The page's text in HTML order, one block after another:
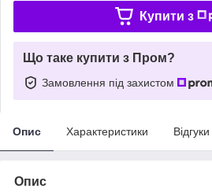
Купити з
Що таке купити з Пром?
Замовлення під захистом
Опис Характеристики
Опис